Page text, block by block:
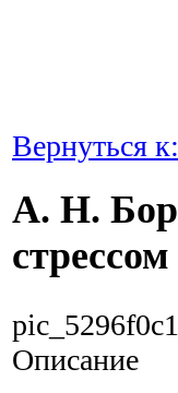
Вернуться
А. Н.
стрессом
Описание